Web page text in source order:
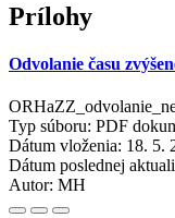
Prílohy
Odvolanie času
Typ súboru: PDF
Dátum vloženia: 18. 5.
Dátum poslednej
Autor: MH